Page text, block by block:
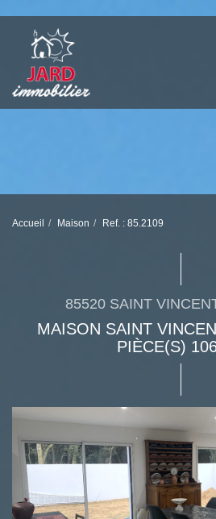
Accueil Maison Ref. : 85.2109
85520 SAINT
MAISON SAINT
PIÈCE(S)